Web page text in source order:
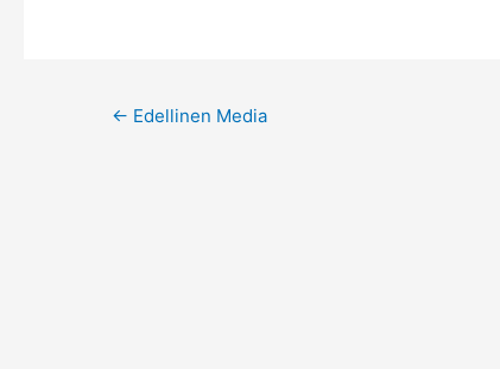
Post← Edellinen Media